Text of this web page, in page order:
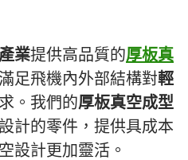
業提供高品質的厚板真
足飛機內外部結構對輕
。我們的厚板真空成型
計的零件，提供具成本
設計更加靈活。